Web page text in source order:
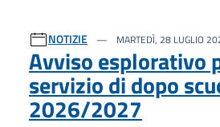
NOTIZIE MARTEDÌ, 28 LUGLIO
Avviso esplorativo
servizio di dopo
2026/2027